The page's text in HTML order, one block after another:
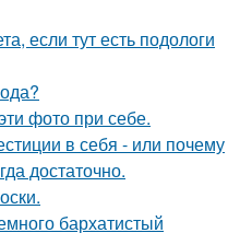
если тут есть подологи
фото при себе.
в себя - или почему
достаточно.
бархатистый